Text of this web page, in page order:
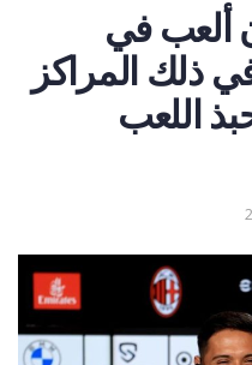
ألعب في
ذلك المراكز
اللعب